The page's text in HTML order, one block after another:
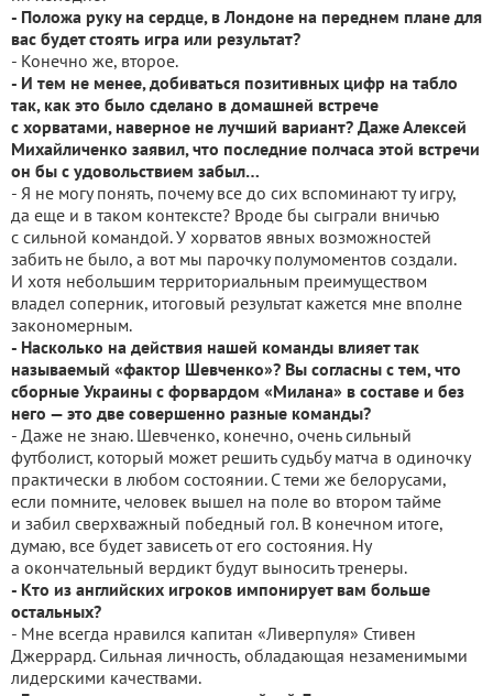
- Положа руку на сердце, в Лондоне на переднем плане для
вас будет стоять игра или результат?
- Конечно же, второе.
- И тем не менее, добиваться позитивных цифр на табло
так, как это было сделано в домашней встрече
с хорватами, наверное не лучший вариант? Даже Алексей
Михайличенко заявил, что последние полчаса этой встречи
он бы с удовольствием забыл…
- Я не могу понять, почему все до сих вспоминают ту игру,
да еще и в таком контексте? Вроде бы сыграли вничью
с сильной командой. У хорватов явных возможностей
забить не было, а вот мы парочку полумоментов создали.
И хотя небольшим территориальным преимуществом
владел соперник, итоговый результат кажется мне вполне
закономерным.
- Насколько на действия нашей команды влияет так
называемый «фактор Шевченко»? Вы согласны с тем, что
сборные Украины с форвардом «Милана» в составе и без
него — это две совершенно разные команды?
- Даже не знаю. Шевченко, конечно, очень сильный
футболист, который может решить судьбу матча в одиночку
практически в любом состоянии. С теми же белорусами,
если помните, человек вышел на поле во втором тайме
и забил сверхважный победный гол. В конечном итоге,
думаю, все будет зависеть от его состояния. Ну
а окончательный вердикт будут выносить тренеры.
- Кто из английских игроков импонирует вам больше
остальных?
- Мне всегда нравился капитан «Ливерпуля» Стивен
Джеррард. Сильная личность, обладающая незаменимыми
лидерскими качествами.